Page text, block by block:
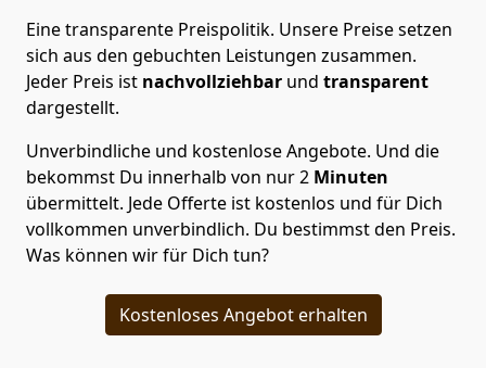
Eine transparente Preispolitik. Unsere Preise setzen
sich aus den gebuchten Leistungen zusammen.
Jeder Preis ist nachvollziehbar und transparent
dargestellt.
Unverbindliche und kostenlose Angebote. Und die
bekommst Du innerhalb von nur2 Minuten
übermittelt. Jede Offerte ist kostenlos und für Dich
vollkommen unverbindlich. Du bestimmst den Preis.
Was können wir für Dich tun?
Kostenloses Angebot erhalten